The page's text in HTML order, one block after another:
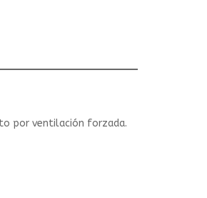
por ventilación forzada.